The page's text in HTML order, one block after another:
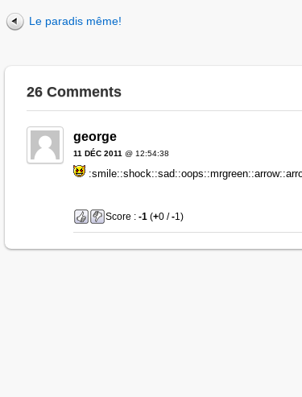
Le paradis même!
26 Comments
george
11 DÉC 2011@ 12:54:38
Score : -1(+0 /-1)